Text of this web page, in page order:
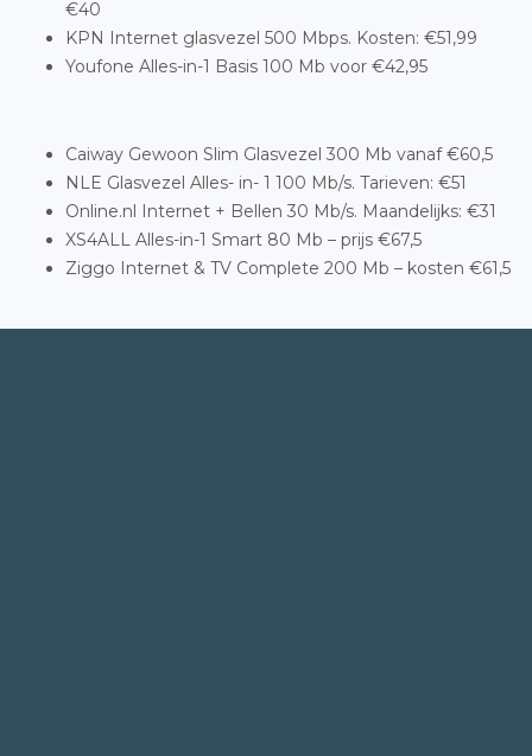
€40
KPN Internet glasvezel 500 Mbps. Kosten: €51,99
Youfone Alles-in-1 Basis 100 Mb voor €42,95
Caiway Gewoon Slim Glasvezel 300 Mb vanaf €60,5
NLE Glasvezel Alles- in- 1 100 Mb/s. Tarieven: €51
Online.nl Internet + Bellen 30 Mb/s. Maandelijks: €31
XS4ALL Alles-in-1 Smart 80 Mb – prijs €67,5
Ziggo Internet & TV Complete 200 Mb – kosten €61,5